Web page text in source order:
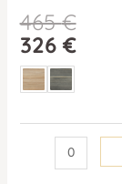
465€
326€